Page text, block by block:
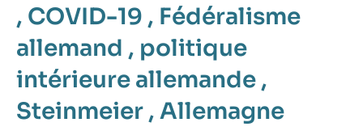
, COVID-19 , Fédéralisme
allemand , politique
intérieure allemande ,
Steinmeier , Allemagne